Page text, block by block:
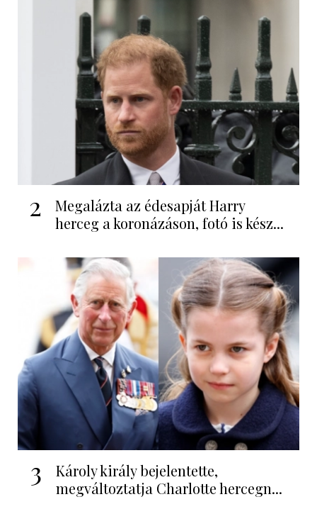
2
Megalázta az édesapját Harry
herceg a koronázáson, fotó is kész...
3
Károly király bejelentette,
megváltoztatja Charlotte hercegn...